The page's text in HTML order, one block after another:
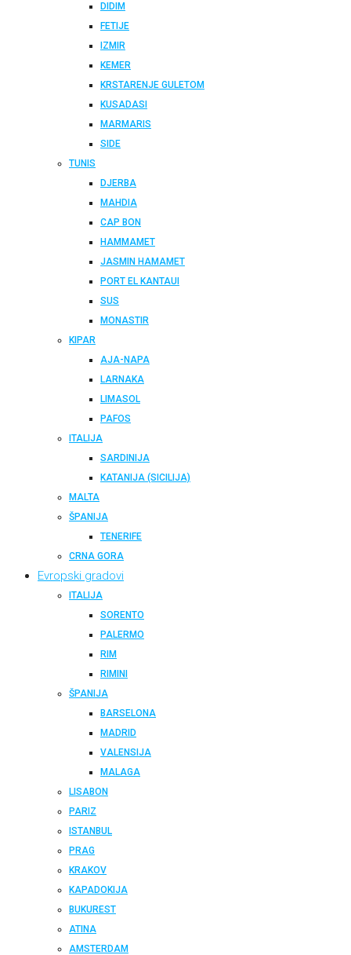
DIDIM
FETIJE
IZMIR
KEMER
KRSTARENJE GULETOM
KUSADASI
MARMARIS
SIDE
TUNIS
DJERBA
MAHDIA
CAP BON
HAMMAMET
JASMIN HAMAMET
PORT EL KANTAUI
SUS
MONASTIR
KIPAR
AJA-NAPA
LARNAKA
LIMASOL
PAFOS
ITALIJA
SARDINIJA
KATANIJA (SICILIJA)
MALTA
ŠPANIJA
TENERIFE
CRNA GORA
Evropski gradovi
ITALIJA
SORENTO
PALERMO
RIM
RIMINI
ŠPANIJA
BARSELONA
MADRID
VALENSIJA
MALAGA
LISABON
PARIZ
ISTANBUL
PRAG
KRAKOV
KAPADOKIJA
BUKUREST
ATINA
AMSTERDAM